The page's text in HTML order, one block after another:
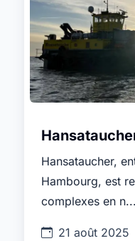
Hansataucher,
Hambourg, est
complexes en n...
21 août 2025